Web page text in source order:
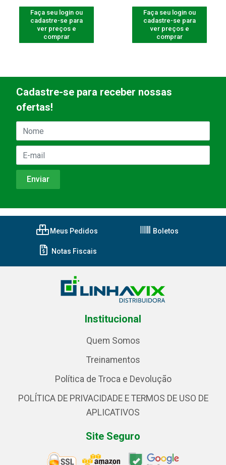
Faça seu login ou
cadastre-se para
ver preços e
comprar
Faça seu login ou
cadastre-se para
ver preços e
comprar
Cadastre-se para receber nossas
ofertas!
Meus Pedidos Boletos
Notas Fiscais
Institucional
Quem Somos
Treinamentos
Política de Troca e Devolução
POLÍTICA DE PRIVACIDADE E TERMOS DE USO DE
APLICATIVOS
Site Seguro